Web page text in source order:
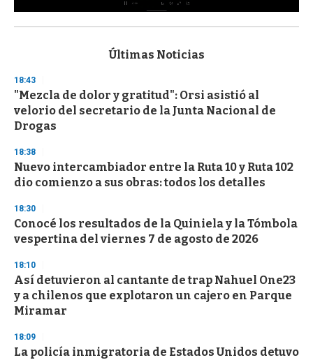
s
d
s
o
f
3
s
e
c
o
d
s
Últimas Noticias
18:43
"Mezcla de dolor y gratitud": Orsi asistió al
velorio del secretario de la Junta Nacional de
Drogas
18:38
Nuevo intercambiador entre la Ruta 10 y Ruta 102
dio comienzo a sus obras: todos los detalles
18:30
Conocé los resultados de la Quiniela y la Tómbola
vespertina del viernes 7 de agosto de 2026
18:10
Así detuvieron al cantante de trap Nahuel One23
y a chilenos que explotaron un cajero en Parque
Miramar
18:09
La policía inmigratoria de Estados Unidos detuvo